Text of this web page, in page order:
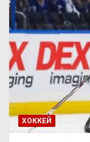
ХОККЕЙ